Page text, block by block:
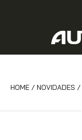
HOME / NOVIDADES /